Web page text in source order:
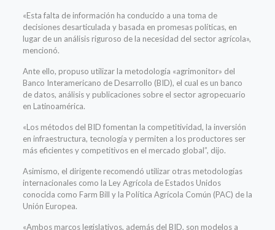
«Esta falta de información ha conducido a una toma de
decisiones desarticulada y basada en promesas políticas, en
lugar de un análisis riguroso de la necesidad del sector agrícola»,
mencionó.
Ante ello, propuso utilizar la metodología «agrimonitor» del
Banco Interamericano de Desarrollo (BID), el cual es un banco
de datos, análisis y publicaciones sobre el sector agropecuario
en Latinoamérica.
«Los métodos del BID fomentan la competitividad, la inversión
en infraestructura, tecnología y permiten a los productores ser
más eficientes y competitivos en el mercado global”, dijo.
Asimismo, el dirigente recomendó utilizar otras metodologías
internacionales como la Ley Agrícola de Estados Unidos
conocida como Farm Bill y la Política Agrícola Común (PAC) de la
Unión Europea.
«Ambos marcos legislativos, además del BID, son modelos a